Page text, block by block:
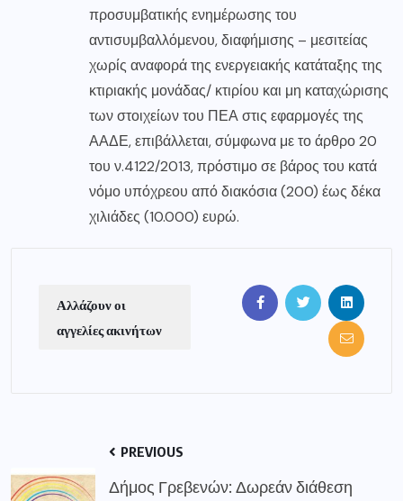
προσυμβατικής ενημέρωσης του
αντισυμβαλλόμενου, διαφήμισης – μεσιτείας
χωρίς αναφορά της ενεργειακής κατάταξης της
κτιριακής μονάδας/ κτιρίου και μη καταχώρισης
των στοιχείων του ΠΕΑ στις εφαρμογές της
ΑΑΔΕ, επιβάλλεται, σύμφωνα με το άρθρο 20
του ν.4122/2013, πρόστιμο σε βάρος του κατά
νόμο υπόχρεου από διακόσια (200) έως δέκα
χιλιάδες (10.000) ευρώ.
Αλλάζουν οι
αγγελίες ακινήτων
PREVIOUS
Δήμος Γρεβενών: Δωρεάν διάθεση